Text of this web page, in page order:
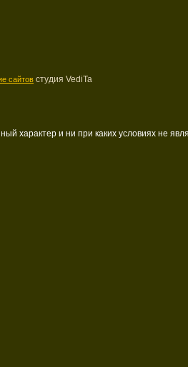
сайтов студия VediTa
характер и ни при каких условиях не